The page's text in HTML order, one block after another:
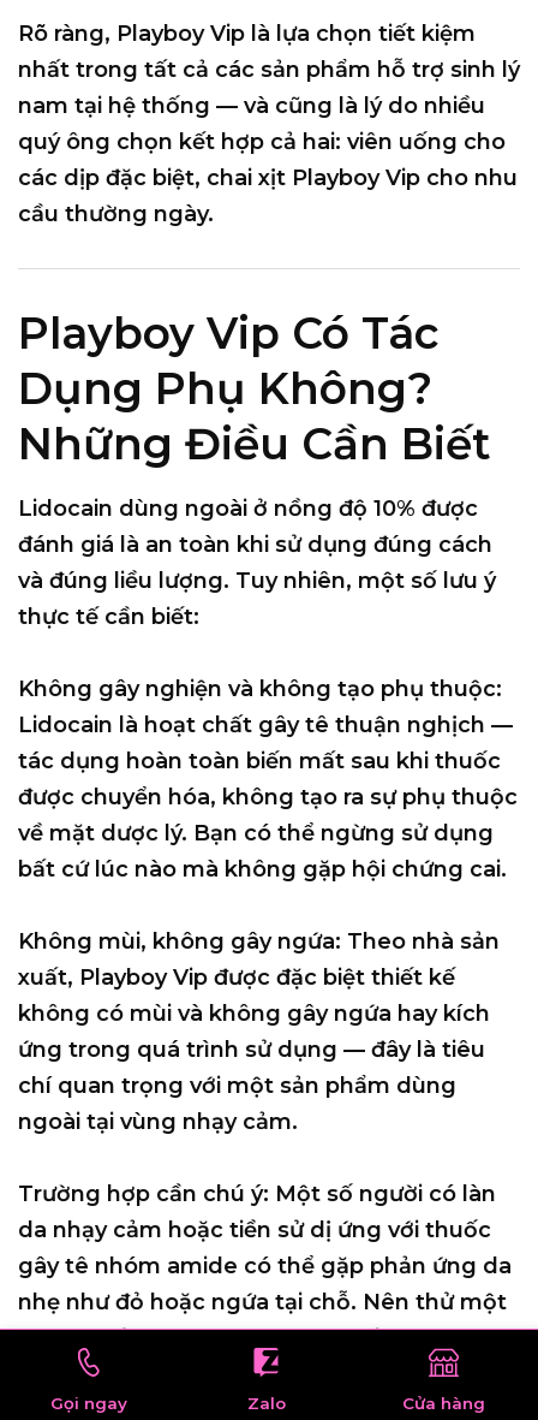
Rõ ràng, Playboy Vip là lựa chọn tiết kiệm
nhất trong tất cả các sản phẩm hỗ trợ sinh lý
nam tại hệ thống — và cũng là lý do nhiều
quý ông chọn kết hợp cả hai: viên uống cho
các dịp đặc biệt, chai xịt Playboy Vip cho nhu
cầu thường ngày.
Playboy Vip Có Tác
Dụng Phụ Không?
Những Điều Cần Biết
Lidocain dùng ngoài ở nồng độ 10% được
đánh giá là an toàn khi sử dụng đúng cách
và đúng liều lượng. Tuy nhiên, một số lưu ý
thực tế cần biết:
Không gây nghiện và không tạo phụ thuộc:
Lidocain là hoạt chất gây tê thuận nghịch —
tác dụng hoàn toàn biến mất sau khi thuốc
được chuyển hóa, không tạo ra sự phụ thuộc
về mặt dược lý. Bạn có thể ngừng sử dụng
bất cứ lúc nào mà không gặp hội chứng cai.
Không mùi, không gây ngứa: Theo nhà sản
xuất, Playboy Vip được đặc biệt thiết kế
không có mùi và không gây ngứa hay kích
ứng trong quá trình sử dụng — đây là tiêu
chí quan trọng với một sản phẩm dùng
ngoài tại vùng nhạy cảm.
Trường hợp cần chú ý: Một số người có làn
da nhạy cảm hoặc tiền sử dị ứng với thuốc
gây tê nhóm amide có thể gặp phản ứng da
nhẹ như đỏ hoặc ngứa tại chỗ. Nên thử một
lượng nhỏ lên vùng da ít nhạy cảm hơn (như
mặt trong cánh tay) trước khi dùng lần đầu
để kiểm tra phản ứng.
Gọi ngay Zalo Cửa hàng